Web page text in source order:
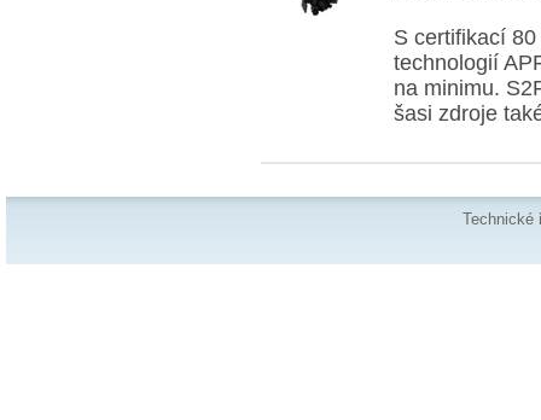
S certifikací
technologií
na minimu.
šasi zdroje